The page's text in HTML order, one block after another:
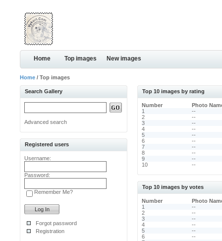
Home Top images New images
Home / Top images
Search Gallery
Advanced search
Registered users
Username:
Password:
Remember Me?
Forgot password
Registration
Top 10 images by rating
Number Photo
1
--
2
--
3
--
4
--
5
--
6
--
7
--
8
--
9
--
10
--
Top 10 images by votes
Number Photo
1
--
2
--
3
--
4
--
5
--
6
--